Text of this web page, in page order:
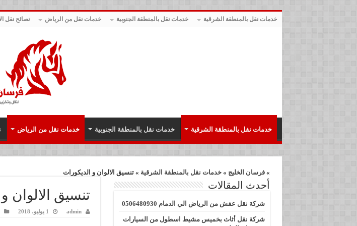
خدمات نقل بالمنطقة الشرقية خدمات نقل بالمنطقة الجنوبية خدمات نقل من الرياض نصائح نقل
خدمات نقل بالمنطقة الشرقية خدمات نقل بالمنطقة الجنوبية خدمات نقل من الرياض
»فرسان الخليج »خدمات نقل بالمنطقة الشرقية »تنسيق الالوان و الديكورات
تنسيق الالوان
admin 1 يوليو، 2018
أحدث المقالات
شركة نقل عفش من الرياض الي الدمام 0506480930
شركة نقل أثاث بخميس مشيط اسطول من السيارات